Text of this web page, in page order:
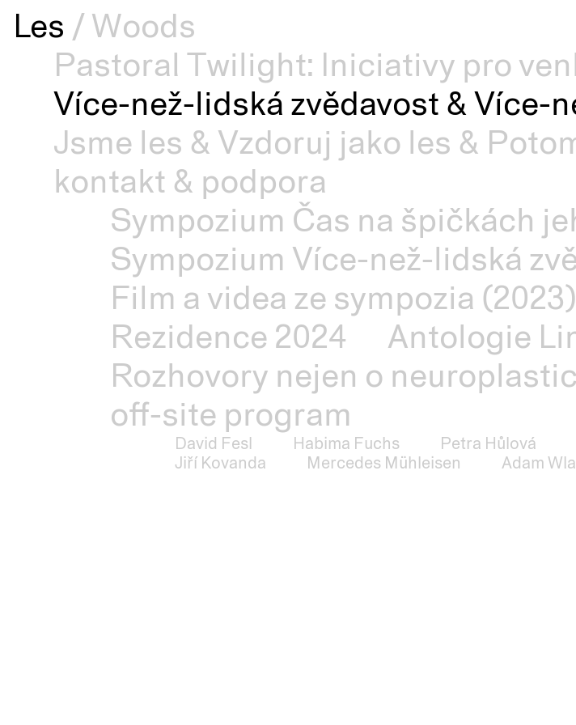
Les /Woods
Pastoral Twilight: Iniciativy pro
Více-než-lidská zvědavost & Více-
Jsme les & Vzdoruj jako les &
kontakt & podpora
Sympozium Čas na špičkách
Sympozium Více-než-lidská
Film a videa ze sympozia (2023)
Rezidence 2024
Antologie
Rozhovory nejen o
off-site program
David Fesl Habima Fuchs Petra Hůlová
Jiří Kovanda
Mercedes Mühleisen Adam